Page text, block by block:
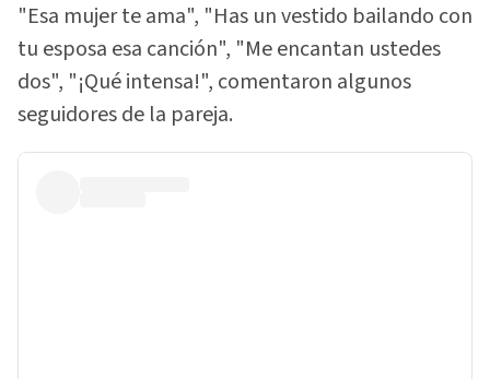
"Esa mujer te ama", "Has un vestido bailando con
tu esposa esa canción", "Me encantan ustedes
dos", "¡Qué intensa!", comentaron algunos
seguidores de la pareja.